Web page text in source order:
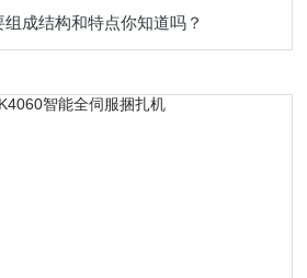
成结构和特点你知道吗？